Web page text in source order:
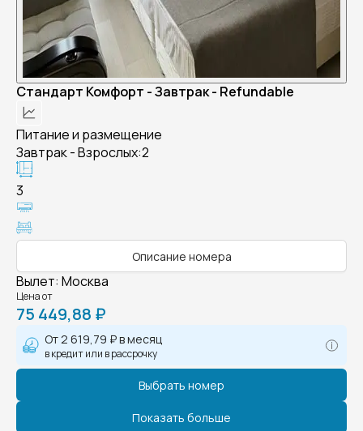
Стандарт Комфорт - Завтрак - Refundable
Питание и размещение
Завтрак - Взрослых:2
3
Описание номера
Вылет: Москва
Цена от
75 449,88 ₽
От2 619,79 ₽в месяц
в кредит или в рассрочку
Выбрать номер
Показать больше